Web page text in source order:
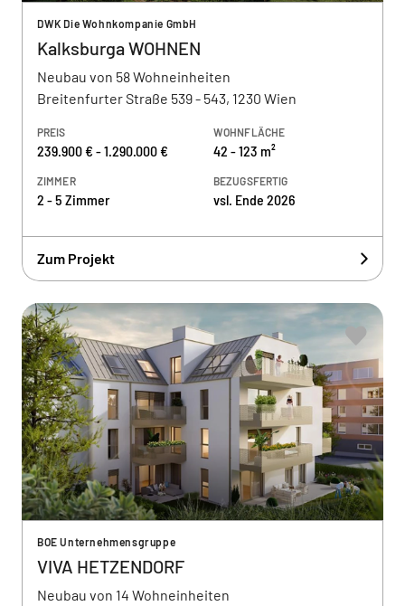
DWK Die Wohnkompanie GmbH
Kalksburga WOHNEN
Neubau von 58 Wohneinheiten
Breitenfurter Straße 539 - 543, 1230 Wien
PREIS
239.900 € - 1.290.000 €
WOHNFLÄCHE
42 - 123 m²
ZIMMER
2 - 5 Zimmer
BEZUGSFERTIG
vsl. Ende 2026
Zum Projekt
BOE Unternehmensgruppe
VIVA HETZENDORF
Neubau von 14 Wohneinheiten